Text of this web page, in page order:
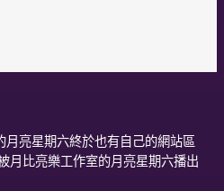
亮星期六終於也有自己的網站區
月比亮樂工作室的月亮星期六播出